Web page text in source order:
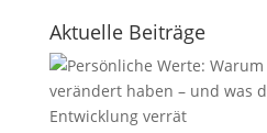
Aktuelle Beiträge